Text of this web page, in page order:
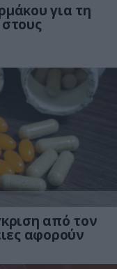
για τη
από τον
αφορούν